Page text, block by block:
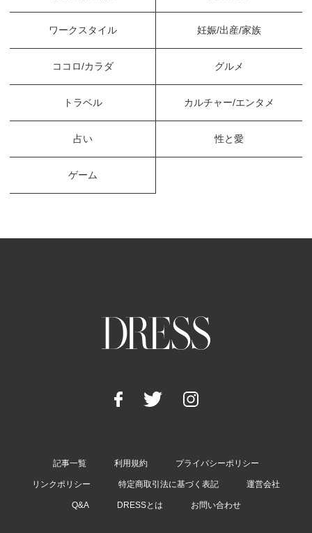
ワークスタイル 妊娠/出産/家族
ココロ/カラダ グルメ
トラベル カルチャー/エンタメ
占い 性と愛
ゲーム
記事一覧 利用規約 プライバシーポリシー
リンクポリシー 特定商取引法に基づく表記 運営会社
Q&A DRESSとは お問い合わせ